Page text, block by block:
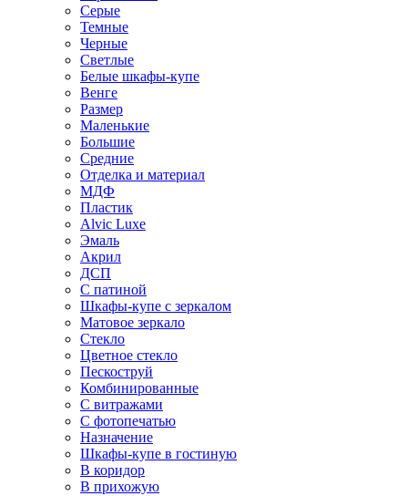
Серые
Темные
Черные
Светлые
Белые шкафы-купе
Венге
Размер
Маленькие
Большие
Средние
Отделка и материал
МДФ
Пластик
Alvic Luxe
Эмаль
Акрил
ДСП
С патиной
Шкафы-купе с зеркалом
Матовое зеркало
Стекло
Цветное стекло
Пескоструй
Комбинированные
С витражами
С фотопечатью
Назначение
Шкафы-купе в гостиную
В коридор
В прихожую